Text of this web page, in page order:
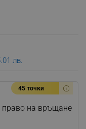
лв.
45 точки
право на връщане